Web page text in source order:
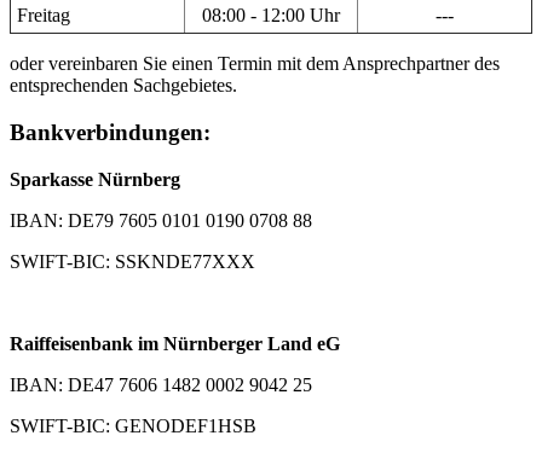
Freitag
08:00 - 12:00 Uhr ---
oder vereinbaren Sie einen Termin mit dem Ansprechpartner des
entsprechenden Sachgebietes.
Bankverbindungen:
Sparkasse Nürnberg
IBAN: DE79 7605 0101 0190 0708 88
SWIFT-BIC: SSKNDE77XXX
Raiffeisenbank im Nürnberger Land eG
IBAN: DE47 7606 1482 0002 9042 25
SWIFT-BIC: GENODEF1HSB